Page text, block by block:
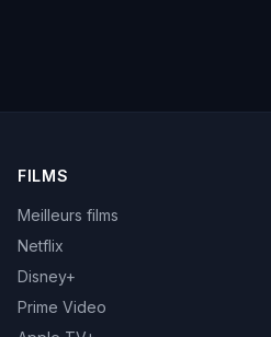
FILMS
Meilleurs films
Netflix
Disney+
Prime Video